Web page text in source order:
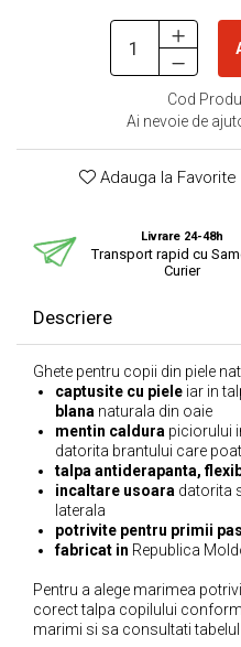
Cod
Ai nevoie de
Adauga la Favorite
Livrare 24-48h
Transport rapid cu
Curier
Descriere
Ghete pentru copii din piele
captusite cu piele iar in
blana naturala din oaie
mentin caldura piciorului
datorita brantului care
talpa antiderapanta,
incaltare usoara datorita
laterala
potrivite pentru primii
fabricat in Republica
Pentru a alege marimea
corect talpa copilului
marimi si sa consultati